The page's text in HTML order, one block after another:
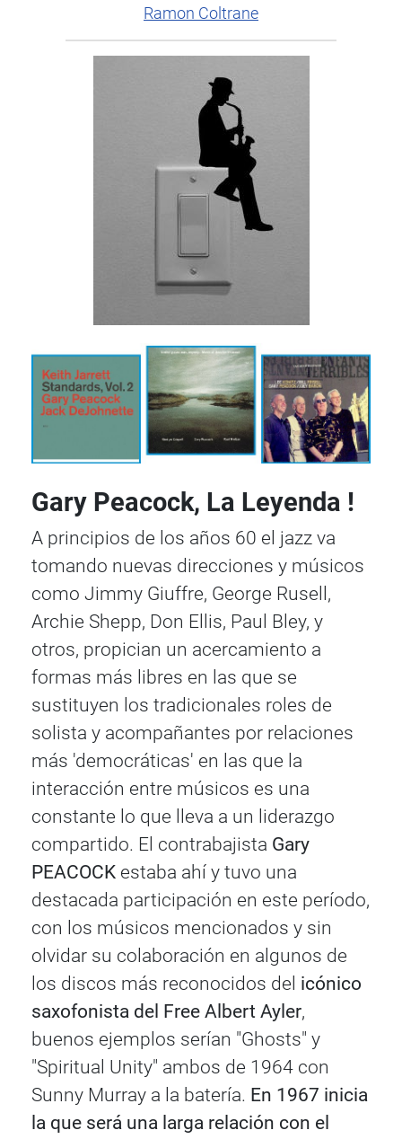
Ramon Coltrane
Gary Peacock, La Leyenda !
A principios de los años 60 el jazz va
tomando nuevas direcciones y músicos
como Jimmy Giuffre, George Rusell,
Archie Shepp, Don Ellis, Paul Bley, y
otros, propician un acercamiento a
formas más libres en las que se
sustituyen los tradicionales roles de
solista y acompañantes por relaciones
más 'democráticas' en las que la
interacción entre músicos es una
constante lo que lleva a un liderazgo
compartido. El contrabajista Gary
PEACOCK estaba ahí y tuvo una
destacada participación en este período,
con los músicos mencionados y sin
olvidar su colaboración en algunos de
los discos más reconocidos del icónico
saxofonista del Free Albert Ayler,
buenos ejemplos serían "Ghosts" y
"Spiritual Unity" ambos de 1964 con
Sunny Murray a la batería. En 1967 inicia
la que será una larga relación con el